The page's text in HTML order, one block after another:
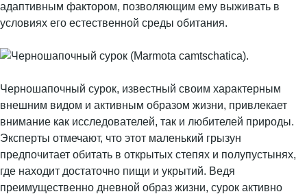
адаптивным фактором, позволяющим ему выживать в
условиях его естественной среды обитания.
Черношапочный сурок, известный своим характерным
внешним видом и активным образом жизни, привлекает
внимание как исследователей, так и любителей природы.
Эксперты отмечают, что этот маленький грызун
предпочитает обитать в открытых степях и полупустынях,
где находит достаточно пищи и укрытий. Ведя
преимущественно дневной образ жизни, сурок активно